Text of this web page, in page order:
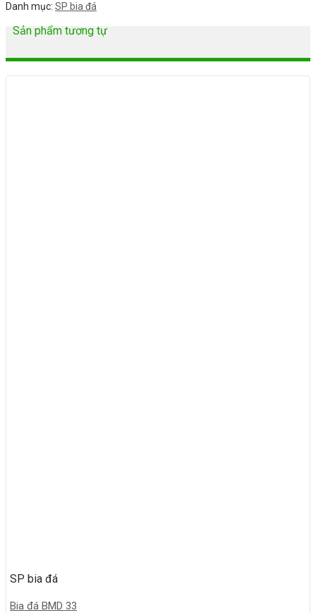
Danh mục: SP bia đá
Sản phẩm tương tự
SP bia đá
Bia đá BMD 33